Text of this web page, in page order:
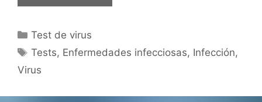
Categorías
Test de virus
Etiquetas
Tests, Enfermedades infecciosas, Infección,
Virus